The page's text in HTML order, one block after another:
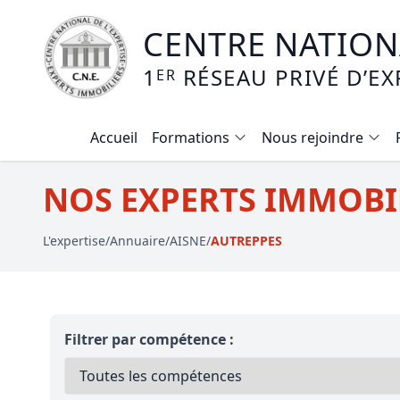
CENTRE
1 ER RÉSEAU PRIVÉ
Accueil
Formations
Formation expertise immobilière /
Expertise local commercial
Mise en copropriété
Expertise terrains agricoles,
Nous rejoindre
NOS EXPERTS
L'expertise/Annuaire/AISNE/AUTREPPES
Filtrer par compétence :